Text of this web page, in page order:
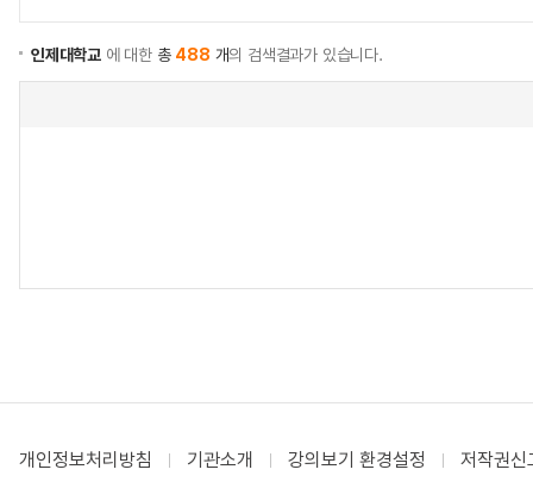
인제대학교 에 대한 총 488 개의 검색결과가 있습니다.
개인정보처리방침 기관소개 강의보기 환경설정 저작권신